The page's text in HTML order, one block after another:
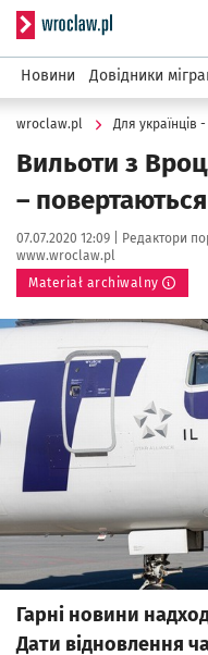
Serwis
Новини Довідники
wroclaw.pl Для українців
Вильоти з
–
Data publikacji:
07.07.2020 12:09 | Autor:
Редактори
www.wroclaw.pl
Materiał archiwalny
Kliknij, aby powiększyć
Гарні новини
Дати відновлення